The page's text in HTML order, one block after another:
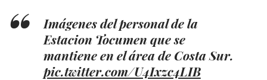
Imágenes del personal de la
Estacion Tocumen que se
mantiene en el área de Costa Sur.
pic.twitter.com/U4Ixzc4LIB